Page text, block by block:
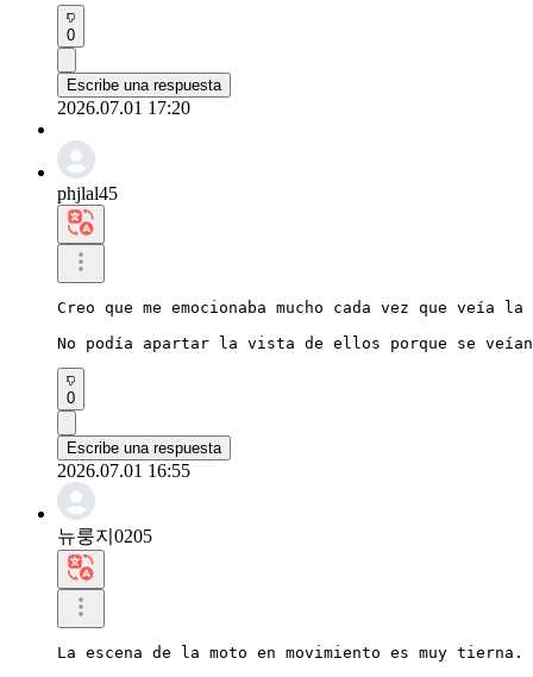
0
Escribe una respuesta
2026.07.01 17:20
phjlal45
Creo que me emocionaba mucho cada vez que veía
No podía apartar la vista de ellos porque se
0
Escribe una respuesta
2026.07.01 16:55
뉴룽지0205
La escena de la moto en movimiento es muy tierna.